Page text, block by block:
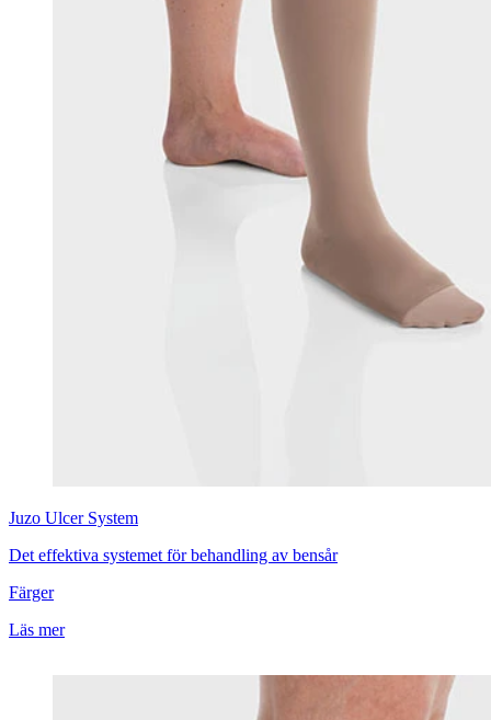
Juzo Ulcer System
Det effektiva systemet för behandling av bensår
Färger
Läs mer